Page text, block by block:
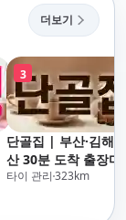
더보기
3
단골집 | 부산·김해·
산 30분 도착 출장마
지 연중무휴
타이 관리 323km